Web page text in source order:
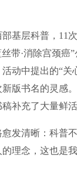
层科普，11
带·消除宫颈癌
动中提出的“关
版书名的灵感
补充了大量鲜
清晰：科普不
理念，这也是